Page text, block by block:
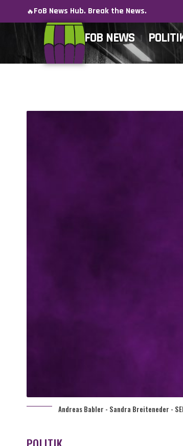
🔥FoB News Hub. Break the News.
FOB NEWS
Andreas Babler - Sandra Breiteneder -